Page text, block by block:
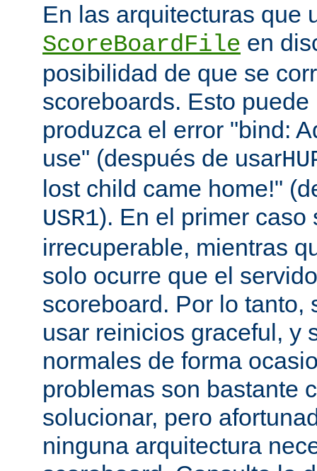
En las arquitecturas que
ScoreBoardFile en
posibilidad de que se
scoreboards. Esto
produzca el error "bind:
use" (después de usar
lost child came home!"
USR1). En el primer caso
irrecuperable, mientras
solo ocurre que el
scoreboard. Por lo tanto,
usar reinicios graceful, y
normales de forma
problemas son bastante
solucionar, pero
ninguna arquitectura